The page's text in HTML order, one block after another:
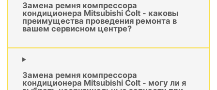
Замена ремня компрессора
кондиционера Mitsubishi Colt - каковы
преимущества проведения ремонта в
вашем сервисном центре?
Замена ремня компрессора
кондиционера Mitsubishi Colt - могу ли я